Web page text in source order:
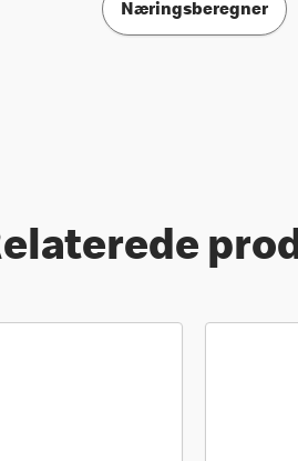
Næringsberegner